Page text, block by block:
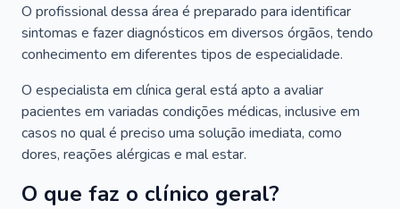
O profissional dessa área é preparado para identificar
sintomas e fazer diagnósticos em diversos órgãos, tendo
conhecimento em diferentes tipos de especialidade.
O especialista em clínica geral está apto a avaliar
pacientes em variadas condições médicas, inclusive em
casos no qual é preciso uma solução imediata, como
dores, reações alérgicas e mal estar.
O que faz o clínico geral?